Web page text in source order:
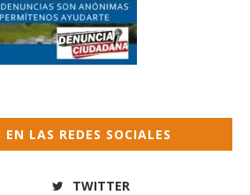
EN LAS REDES SOCIALES
TWITTER